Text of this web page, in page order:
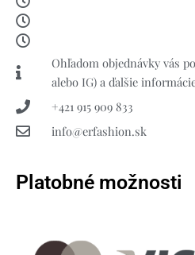
Ohľadom objednávky vás
alebo IG) a ďalšie
+421 915 909 833
info@erfashion.sk
Platobné možnosti